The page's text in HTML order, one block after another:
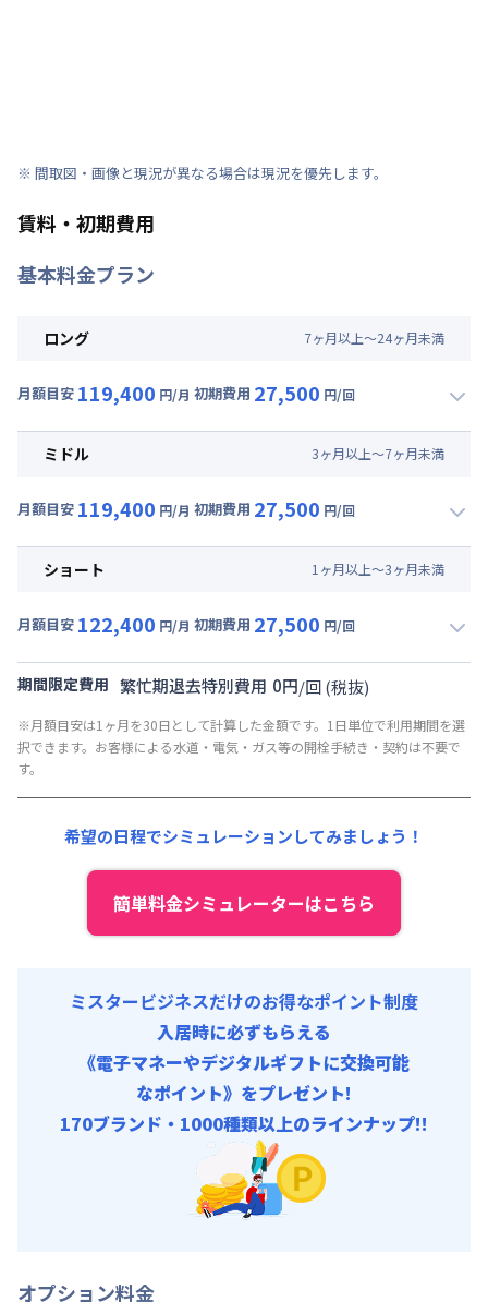
※ 間取図・画像と現況が異なる場合は現況を優先します。
賃料・初期費用
基本料金プラン
ロング 7ヶ月以上～24ヶ月未満
月額目安 119,400 円/月 初期費用 27,500 円/回
月額賃料目安(30日利用)
光熱費他 : 24,000円/月 (800円/日) (税抜)
その他費用 :
ミドル 3ヶ月以上～7ヶ月未満
月額目安 119,400 円/月 初期費用 27,500 円/回
月額賃料目安(30日利用)
光熱費他 : 24,000円/月 (800円/日) (税抜)
その他費用 :
ショート 1 ヶ月以上～3ヶ月未満
月額目安 122,400 円/月 初期費用 27,500 円/回
月額賃料目安(30日利用)
光熱費他 : 24,000円/月 (800円/日) (税抜)
清掃料他 :
その他費用 :
期間限定費用 繁忙期退去特別費用 0円/回(税抜)
※月額目安は1ヶ月を30日として計算した金額です。1日単位で利用期間を選
択できます。お客様による水道・電気・ガス等の開栓手続き・契約は不要で
す。
希望の日程でシミュレーションしてみましょう！
簡単料金シミュレーターはこちら
ミスタービジネスだけのお得なポイント制度
入居時に必ずもらえる
《電子マネーやデジタルギフトに交換可能
なポイント》をプレゼント!
170ブランド・1000種類以上のラインナップ!!
オプション料金